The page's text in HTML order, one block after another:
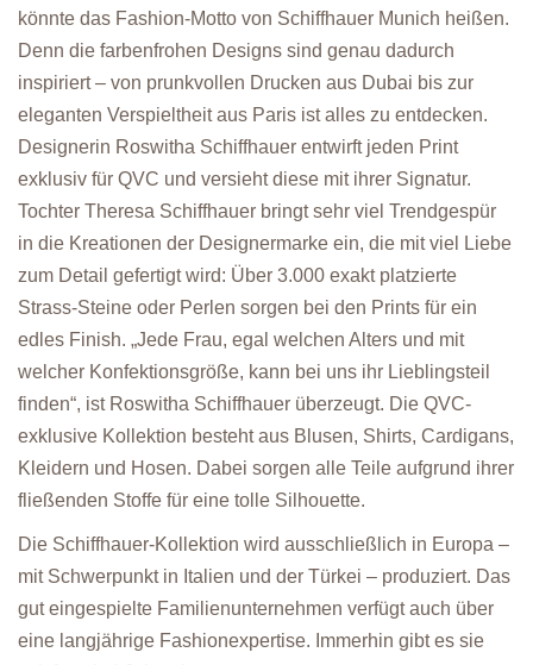
könnte das Fashion-Motto von Schiffhauer Munich heißen.
Denn die farbenfrohen Designs sind genau dadurch
inspiriert – von prunkvollen Drucken aus Dubai bis zur
eleganten Verspieltheit aus Paris ist alles zu entdecken.
Designerin Roswitha Schiffhauer entwirft jeden Print
exklusiv für QVC und versieht diese mit ihrer Signatur.
Tochter Theresa Schiffhauer bringt sehr viel Trendgespür
in die Kreationen der Designermarke ein, die mit viel Liebe
zum Detail gefertigt wird: Über 3.000 exakt platzierte
Strass-Steine oder Perlen sorgen bei den Prints für ein
edles Finish. „Jede Frau, egal welchen Alters und mit
welcher Konfektionsgröße, kann bei uns ihr Lieblingsteil
finden“, ist Roswitha Schiffhauer überzeugt. Die QVC-
exklusive Kollektion besteht aus Blusen, Shirts, Cardigans,
Kleidern und Hosen. Dabei sorgen alle Teile aufgrund ihrer
fließenden Stoffe für eine tolle Silhouette.
Die Schiffhauer-Kollektion wird ausschließlich in Europa –
mit Schwerpunkt in Italien und der Türkei – produziert. Das
gut eingespielte Familienunternehmen verfügt auch über
eine langjährige Fashionexpertise. Immerhin gibt es sie